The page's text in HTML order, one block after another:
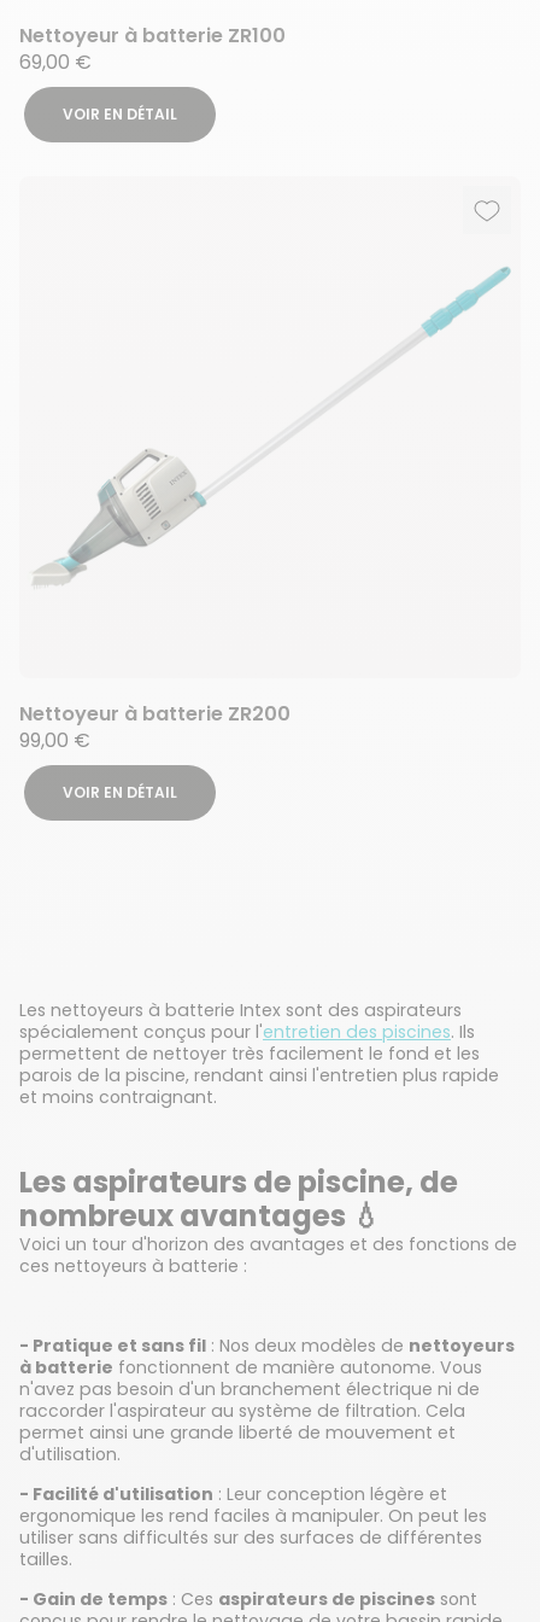
Nettoyeur à batterie ZR100
69,00 €
VOIR EN DÉTAIL
Nettoyeur à batterie ZR200
99,00 €
VOIR EN DÉTAIL
Les nettoyeurs à batterie Intex sont des aspirateurs
spécialement conçus pour l'entretien des piscines. Ils
permettent de nettoyer très facilement le fond et les
parois de la piscine, rendant ainsi l'entretien plus rapide
et moins contraignant.
Les aspirateurs de piscine, de
nombreux avantages 💧
Voici un tour d'horizon des avantages et des fonctions de
ces nettoyeurs à batterie :
- Pratique et sans fil : Nos deux modèles de nettoyeurs
à batterie fonctionnent de manière autonome. Vous
n'avez pas besoin d'un branchement électrique ni de
raccorder l'aspirateur au système de filtration. Cela
permet ainsi une grande liberté de mouvement et
d'utilisation.
- Facilité d'utilisation : Leur conception légère et
ergonomique les rend faciles à manipuler. On peut les
utiliser sans difficultés sur des surfaces de différentes
tailles.
- Gain de temps : Ces aspirateurs de piscines sont